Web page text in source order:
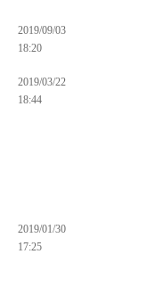
2019/09/03
18:20
2019/03/22
18:44
2019/01/30
17:25